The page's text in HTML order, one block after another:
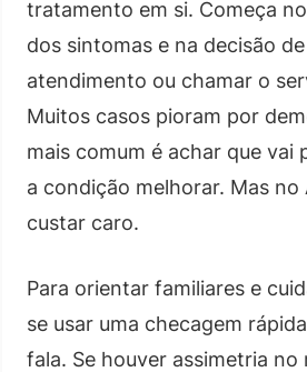
tratamento em si. Começa
dos sintomas e na decisão
atendimento ou chamar o
Muitos casos pioram por
mais comum é achar que vai
a condição melhorar. Mas no
custar caro.
Para orientar familiares e
se usar uma checagem
fala. Se houver assimetria